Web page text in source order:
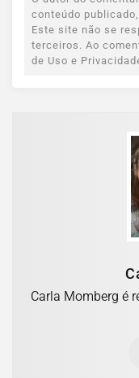
conteúdo
Este site não se
terceiros. Ao
de Uso e
Carla Momberg é